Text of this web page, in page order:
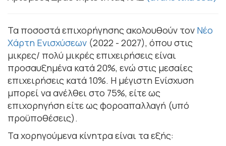
Τα ποσοστά επιχορήγησης ακολουθούν τον Νέο
Χάρτη Ενισχύσεων (2022 - 2027), όπου στις
μικρες/ πολύ μικρές επιχειρήσεις είναι
προσαυξημένα κατά 20%, ενώ στις μεσαίες
επιχειρήσεις κατά 10%. Η μέγιστη Ενίσχυση
μπορεί να ανέλθει στο 75%, είτε ως
επιχορηγήση είτε ως φοροαπαλλαγή (υπό
προϋποθέσεις).
Τα χορηγούμενα κίνητρα είναι τα εξής: